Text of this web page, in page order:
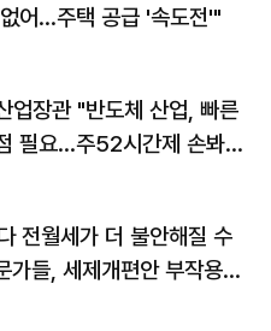
어…주택 공급 '속도전'"
업장관 "반도체 산업, 빠른
필요…주52시간제 손봐
전월세가 더 불안해질 수
가들, 세제개편안 부작용